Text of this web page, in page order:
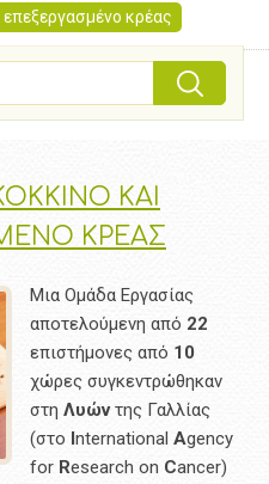
επεξεργασμένο κρέας
ΚΑΙ
ΚΡΕΑΣ
Μια Oμάδα Εργασίας
αποτελούμενη από 22
επιστήμονες από 10
χώρες συγκεντρώθηκαν
στη Λυώντης Γαλλίας
(στο International Agency
for Research on Cancer)